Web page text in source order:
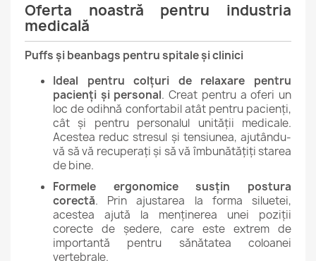
Oferta noastră pentru industria
medicală
Puffs și beanbags pentru spitale și clinici
Ideal pentru colțuri de relaxare pentru
pacienți și personal. Creat pentru a oferi un
loc de odihnă confortabil atât pentru pacienți,
cât și pentru personalul unității medicale.
Acestea reduc stresul și tensiunea, ajutându-
vă să vă recuperați și să vă îmbunătățiți starea
de bine.
Formele ergonomice susțin postura
corectă. Prin ajustarea la forma siluetei,
acestea ajută la menținerea unei poziții
corecte de ședere, care este extrem de
importantă pentru sănătatea coloanei
vertebrale.